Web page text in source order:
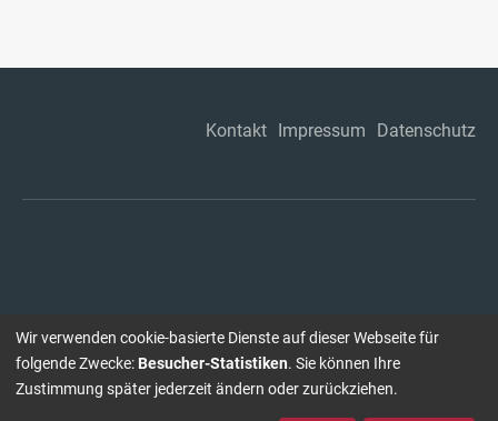
Kontakt Impressum Datenschutz
Wir verwenden cookie-basierte Dienste auf dieser Webseite für
folgende Zwecke: Besucher-Statistiken. Sie können Ihre
Zustimmung später jederzeit ändern oder zurückziehen.